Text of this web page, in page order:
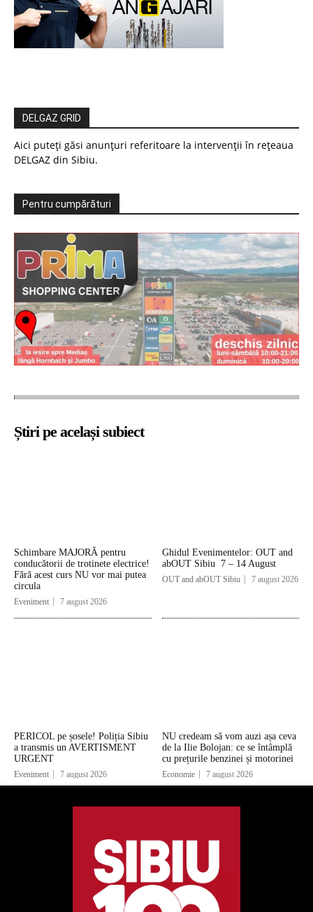
DELGAZ GRID
Aici puteți găsi anunțuri referitoare la intervenții în rețeaua
DELGAZ din Sibiu.
Pentru cumpărături
Știri pe același subiect
Schimbare MAJORĂ pentru
conducătorii de trotinete electrice!
Fără acest curs NU vor mai putea
circula
Eveniment 7 august 2026
Ghidul Evenimentelor: OUT and
abOUT Sibiu 7 – 14 August
OUT and abOUT Sibiu 7 august 2026
PERICOL pe șosele! Poliția Sibiu
a transmis un AVERTISMENT
URGENT
Eveniment 7 august 2026
NU credeam să vom auzi așa ceva
de la Ilie Bolojan: ce se întâmplă
cu prețurile benzinei și motorinei
Economie 7 august 2026